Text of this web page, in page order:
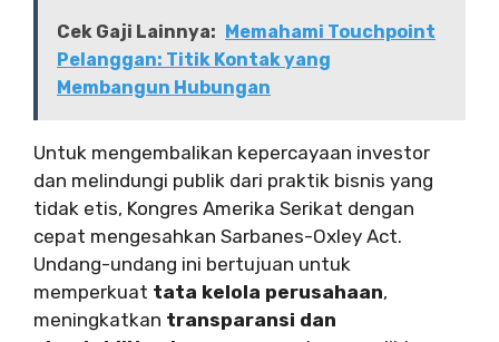
Cek Gaji Lainnya: Memahami Touchpoint
Pelanggan: Titik Kontak yang
Membangun Hubungan
Untuk mengembalikan kepercayaan investor
dan melindungi publik dari praktik bisnis yang
tidak etis, Kongres Amerika Serikat dengan
cepat mengesahkan Sarbanes-Oxley Act.
Undang-undang ini bertujuan untuk
memperkuat tata kelola perusahaan,
meningkatkan transparansi dan